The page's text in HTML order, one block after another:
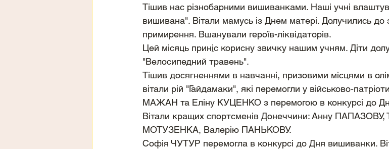
Тішив нас різнобарними вишиванками. Наші учні
вишивана". Вітали мамусь із Днем матері. Долучились до
примирення. Вшанували героїв-ліквідаторів.
Цей місяць приніс корисну звичку нашим учням. Діти
"Велосипедний травень".
Тішив досягненнями в навчанні, призовими місцями в
вітали рій "Гайдамаки", які перемогли у військово-
МАЖАН та Еліну КУЦЕНКО з перемогою в конкурсі до
Вітали кращих спортсменів Донеччини: Анну
МОТУЗЕНКА, Валерію ПАНЬКОВУ.
Софія ЧУТУР перемогла в конкурсі до Дня вишиванки.